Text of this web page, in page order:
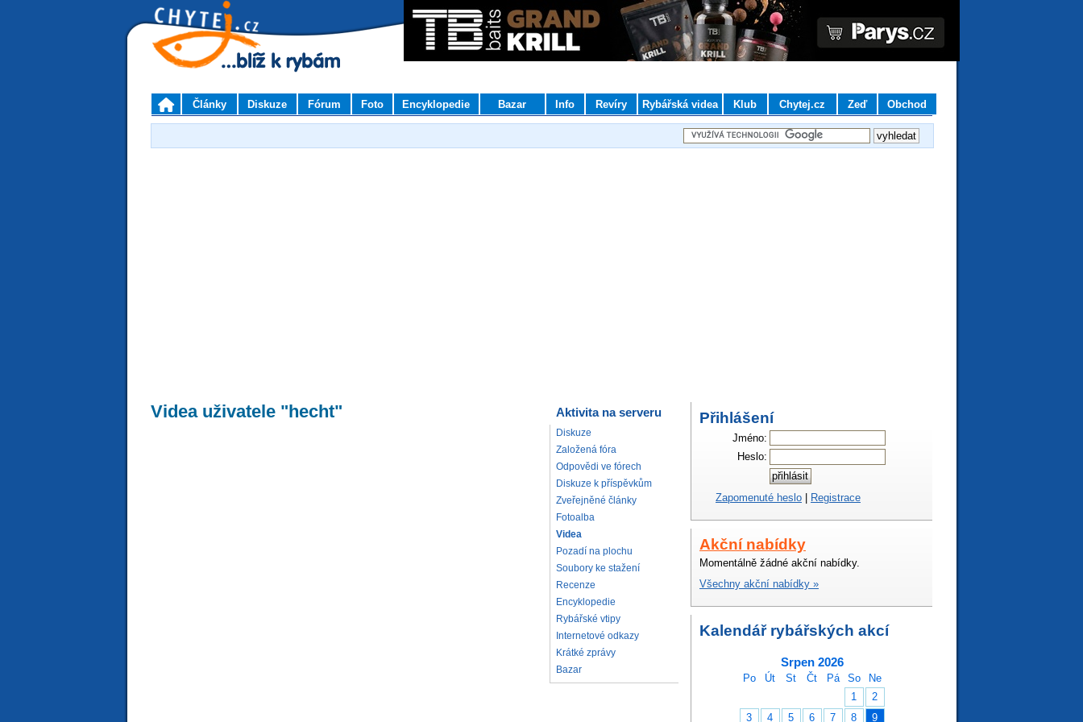
Články Diskuze Fórum Foto Encyklopedie Bazar Info Revíry Rybářská videa Klub Chytej.cz Zeď Obchod
Videa uživatele "hecht" Aktivita na serveru
Diskuze
Založená fóra
Odpovědi ve fórech
Diskuze k příspěvkům
Zveřejněné články
Fotoalba
Videa
Pozadí na plochu
Soubory ke stažení
Recenze
Encyklopedie
Rybářské vtipy
Internetové odkazy
Krátké zprávy
Bazar
Přihlášení
Jméno:
Heslo:
Zapomenuté heslo | Registrace
Akční nabídky
Momentálně žádné akční nabídky.
Všechny akční nabídky »
Kalendář rybářských akcí
Srpen 2026
Po Út St Čt Pá So
Ne
1
2
3
4 5 6 7 8 9